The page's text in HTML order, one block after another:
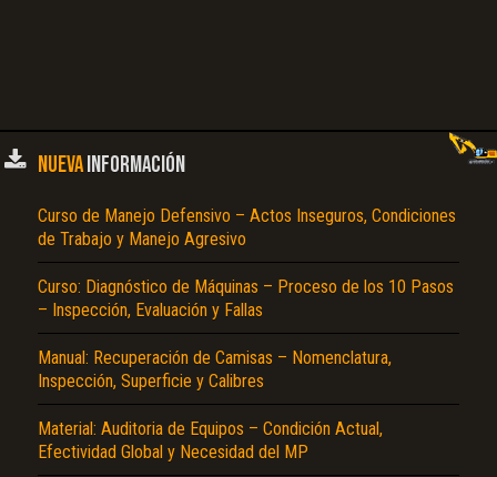
NUEVAINFORMACIÓN
Curso de Manejo Defensivo – Actos Inseguros, Condiciones
de Trabajo y Manejo Agresivo
Curso: Diagnóstico de Máquinas – Proceso de los 10 Pasos
– Inspección, Evaluación y Fallas
Manual: Recuperación de Camisas – Nomenclatura,
Inspección, Superficie y Calibres
Material: Auditoria de Equipos – Condición Actual,
Efectividad Global y Necesidad del MP